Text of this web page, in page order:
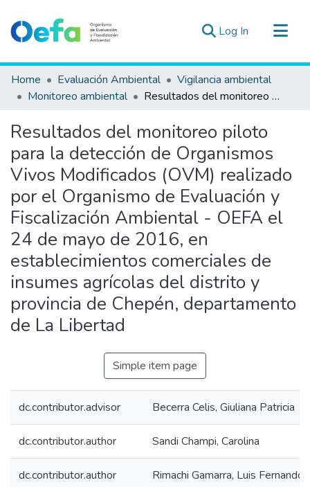
Log In (current)
Communities & Collections
All of DSpace
Estad. Externas
Guias ▾
Home Evaluación Ambiental
Vigilancia ambiental
Monitoreo ambiental
Resultados del monitoreo piloto para la detección de Organismos Vivos Modificados (OVM) realizado por el Organismo de Evaluación y Fiscalización Ambiental - OEFA el 24 de mayo de 2016, en establecimientos comerciales de insumes agrícolas del distrito y provincia de Chepén, departamento de La Libertad
Resultados del monitoreo piloto
para la detección de Organismos
Vivos Modificados (OVM) realizado
por el Organismo de Evaluación y
Fiscalización Ambiental - OEFA el
24 de mayo de 2016, en
establecimientos comerciales de
insumes agrícolas del distrito y
provincia de Chepén, departamento
de La Libertad
Simple item page
dc.contributor.advisor Becerra Celis, Giuliana Patricia
dc.contributor.author Sandi Champi, Carolina
dc.contributor.author Rimachi Gamarra, Luis Fernando